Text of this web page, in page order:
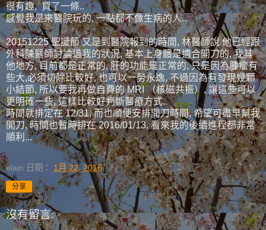
很有趣, 買了一條..
感覺我是來醫院玩的, 一點都不像生病的人..
20151225 聖誕節 又是到醫院報到的時間, 林醫師說 他已經跟
外科陳醫師討論過我的狀況, 基本上身體是適合開刀的, 我其
他地方, 目前都是正常的, 肝的功能是正常的, 只是因為腫瘤有
些大,必須切除比較好, 也可以一勞永逸, 不過因為有發現幾顆
小結節, 所以要我再做自費的 MRI （核磁共振）, 讓這些可以
更明確一些, 這樣比較好判斷醫療方式..
時間就排定在 12/31, 而也順便安排開刀時間, 希望可盡早幫我
開刀, 時間也暫時排在 2016/01/13, 看來我的後續進程都非常
順利...
elain 日期： 1月 22, 2016
分享
沒有留言: